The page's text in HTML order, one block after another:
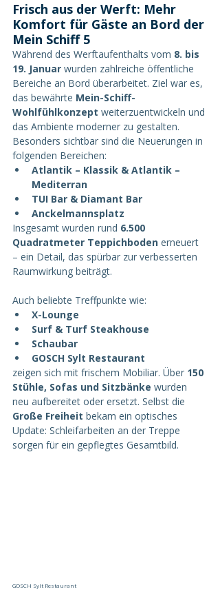
Frisch aus der Werft: Mehr
Komfort für Gäste an Bord der
Mein Schiff 5
Während des Werftaufenthalts vom 8. bis
19. Januar wurden zahlreiche öffentliche
Bereiche an Bord überarbeitet. Ziel war es,
das bewährte Mein-Schiff-
Wohlfühlkonzept weiterzuentwickeln und
das Ambiente moderner zu gestalten.
Besonders sichtbar sind die Neuerungen in
folgenden Bereichen:
Atlantik – Klassik & Atlantik –
Mediterran
TUI Bar & Diamant Bar
Anckelmannsplatz
Insgesamt wurden rund 6.500
Quadratmeter Teppichboden erneuert
– ein Detail, das spürbar zur verbesserten
Raumwirkung beiträgt.
Auch beliebte Treffpunkte wie:
X-Lounge
Surf & Turf Steakhouse
Schaubar
GOSCH Sylt Restaurant
zeigen sich mit frischem Mobiliar. Über 150
Stühle, Sofas und Sitzbänke wurden
neu aufbereitet oder ersetzt. Selbst die
Große Freiheit bekam ein optisches
Update: Schleifarbeiten an der Treppe
sorgen für ein gepflegtes Gesamtbild.
GOSCH Sylt Restaurant